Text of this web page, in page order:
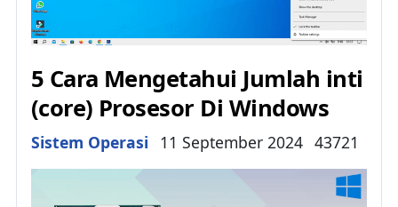
5 Cara Mengetahui Jumlah inti
(core) Prosesor Di Windows
Details
Sistem Operasi 11 September 2024 43721